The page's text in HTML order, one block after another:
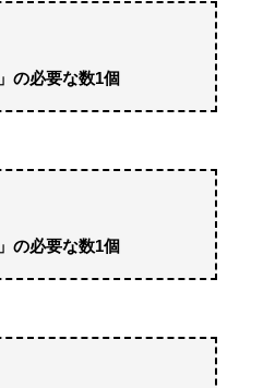
の必要な数1個
の必要な数1個